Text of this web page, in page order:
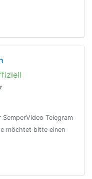
Telegram
möchtet bitte einen